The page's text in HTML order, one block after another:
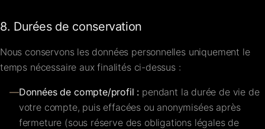
8. Durées de conservation
Nous conservons les données personnelles uniquement le
temps nécessaire aux finalités ci-dessus :
—Données de compte/profil : pendant la durée de vie de
votre compte, puis effacées ou anonymisées après
fermeture (sous réserve des obligations légales de